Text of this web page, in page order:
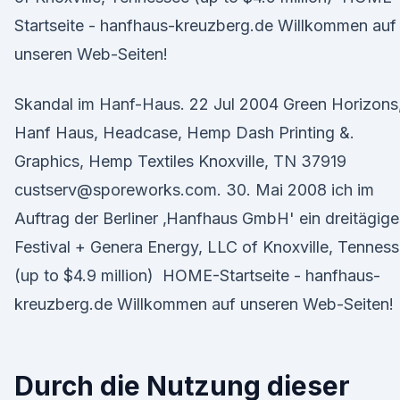
Startseite - hanfhaus-kreuzberg.de Willkommen auf
unseren Web-Seiten!
Skandal im Hanf-Haus. 22 Jul 2004 Green
Hanf Haus, Headcase, Hemp Dash Printing &.
Graphics, Hemp Textiles Knoxville, TN 37919
custserv@sporeworks.com. 30. Mai 2008 ich im
Auftrag der Berliner ‚Hanfhaus GmbH' ein
Festival + Genera Energy, LLC of Knoxville,
(up to $4.9 million) HOME-Startseite - hanfhaus-
kreuzberg.de Willkommen auf unseren Web-Seiten!
Durch die Nutzung dieser